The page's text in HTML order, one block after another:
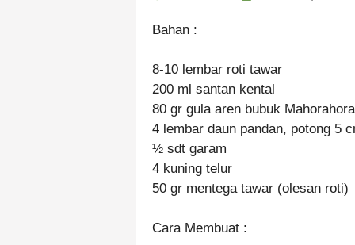
Bahan :
8-10 lembar roti tawar
200 ml santan kental
80 gr gula aren bubuk Mahorahora
4 lembar daun pandan, potong 5
½ sdt garam
4 kuning telur
50 gr mentega tawar (olesan roti)
Cara Membuat :